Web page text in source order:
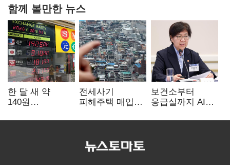
함께 볼만한 뉴스
한 달 새 약
140원
엔저'에 원화
전세사기
피해주택 매입
누적 피해자
보건소부터
응급실까지 AI
혁신 본격화